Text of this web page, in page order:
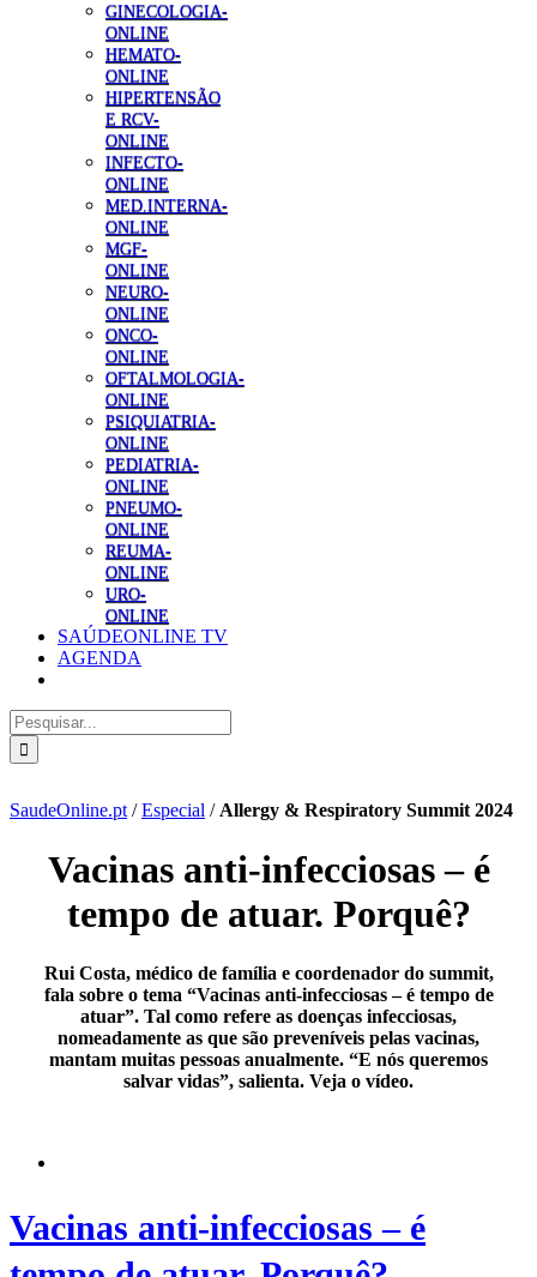
GINECOLOGIA-
ONLINE
HEMATO-
ONLINE
HIPERTENSÃO
E RCV-
ONLINE
INFECTO-
ONLINE
MED.INTERNA-
ONLINE
MGF-
ONLINE
NEURO-
ONLINE
ONCO-
ONLINE
OFTALMOLOGIA-
ONLINE
PSIQUIATRIA-
ONLINE
PEDIATRIA-
ONLINE
PNEUMO-
ONLINE
REUMA-
ONLINE
URO-
ONLINE
SAÚDEONLINE TV
AGENDA
Pesquisar
SaudeOnline.pt /Especial / Allergy & Respiratory Summit 2024
Vacinas anti-infecciosas – é
tempo de atuar. Porquê?
Rui Costa, médico de família e coordenador do summit,
fala sobre o tema “Vacinas anti-infecciosas – é tempo de
atuar”. Tal como refere as doenças infecciosas,
nomeadamente as que são preveníveis pelas vacinas,
mantam muitas pessoas anualmente. “E nós queremos
salvar vidas”, salienta. Veja o vídeo.
Vacinas anti-infecciosas – é